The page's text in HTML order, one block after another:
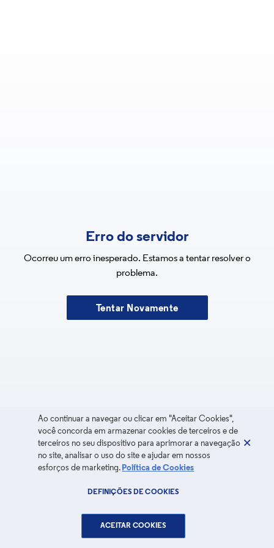
Erro do servidor
Ocorreu um erro inesperado. Estamos a tentar resolver o
problema.
Tentar Novamente
Ao continuar a navegar ou clicar em "Aceitar Cookies",
você concorda em armazenar cookies de terceiros e de
terceiros no seu dispositivo para aprimorar a navegação
no site, analisar o uso do site e ajudar em nossos
esforços de marketing. Política de Cookies
DEFINIÇÕES DE COOKIES
ACEITAR COOKIES